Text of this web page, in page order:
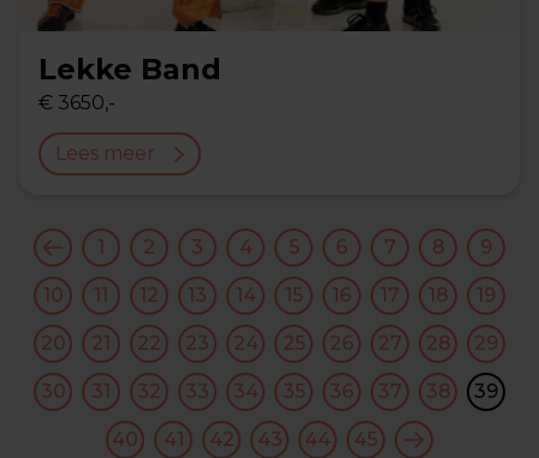
Lekke Band
€ 3650,-
Lees meer
1 2 3 4 5 6 7 8 9
10 11 12 13 14 15 16 17 18 19
20 21 22 23 24 25 26 27 28 29
30 31 32 33 34 35 36 37 38 39
40 41 42 43 44 45